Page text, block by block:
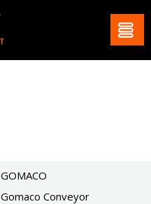
GOMACO
Gomaco Conveyor